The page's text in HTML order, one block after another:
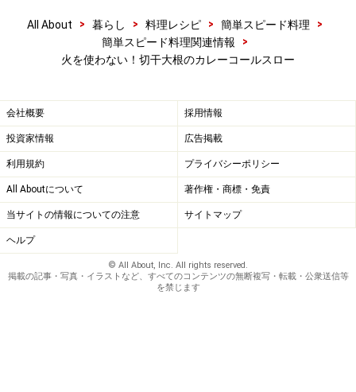
【編集部おすすめの購入サイト】
Amazonで人気レシピの書籍をチェック！
楽天市場で人気レシピの書籍をチェック！
All About > 暮らし > 料理レシピ > 簡単スピード料理
>
簡単スピード料理関連情報
>
火を使わない！切干大根のカレーコールスロー
会社概要 採用情報
投資家情報 広告掲載
利用規約 プライバシーポリシー
All Aboutについて 著作権・商標・免責
当サイトの情報についての注意 サイトマップ
ヘルプ
© All About, Inc. All rights reserved.
掲載の記事・写真・イラストなど、すべてのコンテンツの無断複写・転載・公衆送信等
を禁じます